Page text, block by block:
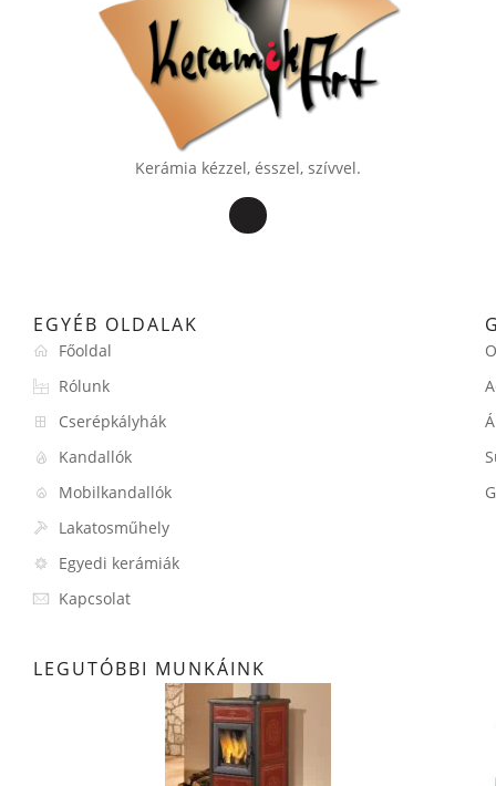
Kerámia kézzel, ésszel, szívvel.
EGYÉB OLDALAK
Főoldal
Rólunk
Cserépkályhák
Kandallók
Mobilkandallók
Lakatosműhely
Egyedi kerámiák
Kapcsolat
LEGUTÓBBI MUNKÁINK